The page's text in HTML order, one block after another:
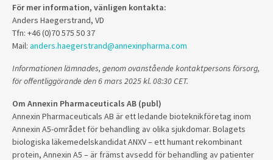
För mer information, vänligen kontakta:
Anders Haegerstrand, VD
Tfn: +46 (0)70 575 50 37
Mail: anders.haegerstrand@annexinpharma.com
Informationen lämnades, genom ovanstående kontaktpersons försorg,
för offentliggörande den 6 mars 2025 kl. 08:30 CET.
Om Annexin Pharmaceuticals AB (publ)
Annexin Pharmaceuticals AB är ett ledande bioteknikföretag inom
Annexin A5-området för behandling av olika sjukdomar. Bolagets
biologiska läkemedelskandidat ANXV – ett humant rekombinant
protein, Annexin A5 – är främst avsedd för behandling av patienter